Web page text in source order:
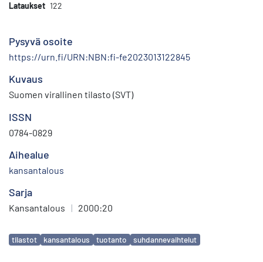
Lataukset 122
Pysyvä osoite
https://urn.fi/URN:NBN:fi-fe2023013122845
Kuvaus
Suomen virallinen tilasto (SVT)
ISSN
0784-0829
Aihealue
kansantalous
Sarja
Kansantalous | 2000:20
Avainsanat
tilastot kansantalous tuotanto suhdannevaihtelut